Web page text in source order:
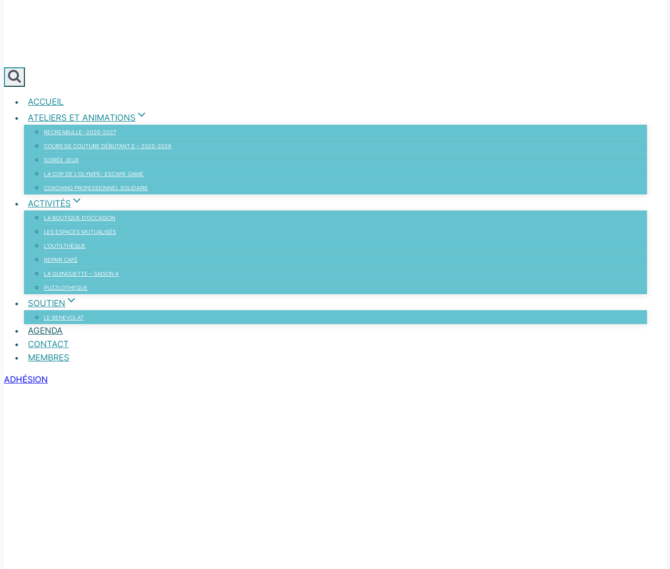
ACCUEIL
ATELIERS ET ANIMATIONS
RECREABULLE -2026-2027
COURS DE COUTURE DÉBUTANT.E – 2025-2026
SOIRÉE JEUX
LA COP DE L’OLYMPE- ESCAPE GAME
COACHING PROFESSIONNEL SOLIDAIRE
ACTIVITÉS
LA BOUTIQUE D’OCCASION
LES ESPACES MUTUALISÉS
L’OUTILTHÈQUE
REPAIR CAFÉ
LA GUINGUETTE – SAISON 4
PUZZLOTHEQUE
SOUTIEN
LE BENEVOLAT
AGENDA
CONTACT
MEMBRES
ADHÉSION